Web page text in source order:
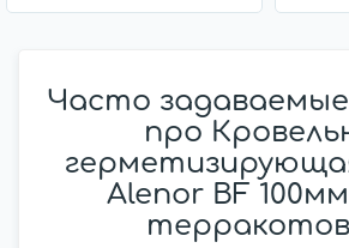
Часто
про
Alenor BF